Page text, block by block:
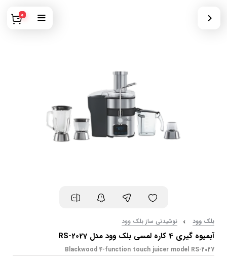
0
بلک وود نوشیدنی ساز بلک وود
آبمیوه گیری 4 کاره لمسی بلک وود مدل RS-2027
Blackwood 4-function touch juicer model RS-2027